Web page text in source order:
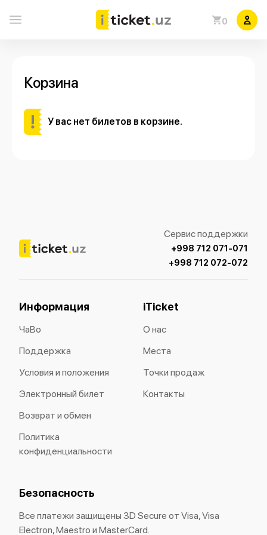
0
Корзина
У вас нет билетов в корзине.
Сервис поддержки
+998 712 071-071
+998 712 072-072
Информация
ЧаВо
Поддержка
Условия и положения
Электронный билет
Возврат и обмен
Политика
конфиденциальности
iTicket
О нас
Места
Точки продаж
Контакты
Безопасность
Все платежи защищены 3D Secure от Visa, Visa
Electron, Maestro и MasterCard.